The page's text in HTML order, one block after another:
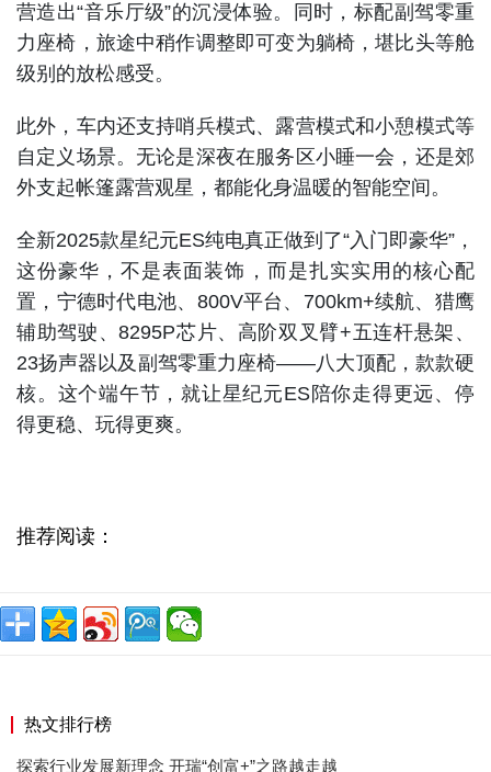
营造出“音乐厅级”的沉浸体验。同时，标配副驾零重
力座椅，旅途中稍作调整即可变为躺椅，堪比头等舱
级别的放松感受。
此外，车内还支持哨兵模式、露营模式和小憩模式等
自定义场景。无论是深夜在服务区小睡一会，还是郊
外支起帐篷露营观星，都能化身温暖的智能空间。
全新2025款星纪元ES纯电真正做到了“入门即豪华”，
这份豪华，不是表面装饰，而是扎实实用的核心配
置，宁德时代电池、800V平台、700km+续航、猎鹰
辅助驾驶、8295P芯片、高阶双叉臂+五连杆悬架、
23扬声器以及副驾零重力座椅——八大顶配，款款硬
核。这个端午节，就让星纪元ES陪你走得更远、停
得更稳、玩得更爽。
推荐阅读：
热文排行榜
探索行业发展新理念 开瑞“创富+”之路越走越